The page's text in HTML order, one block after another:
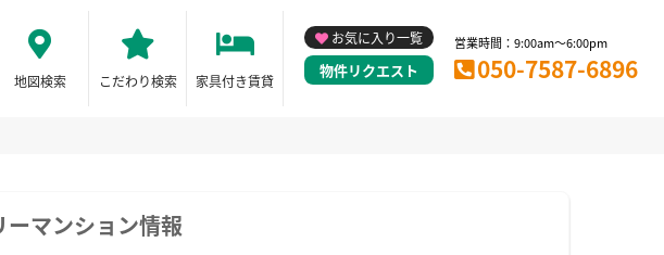
地図検索 こだわり検索 家具付き賃貸
お気に入り一覧
物件リクエスト
営業時間：9:00am～6:00pm
050-7587-6896
マンション情報